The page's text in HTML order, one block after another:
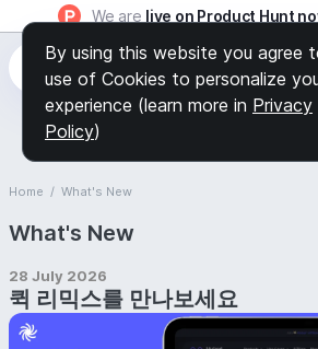
We are live on Product Hunt
Home / What's New
What's New
28 July 2026
퀵 리믹스를 만나보세요
By using this website you agree
use of Cookies to personalize
experience (learn more in Privacy
Policy)